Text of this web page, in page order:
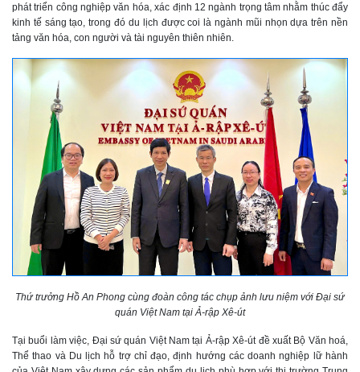
phát triển công nghiệp văn hóa, xác định 12 ngành trọng tâm nhằm thúc đẩy
kinh tế sáng tạo, trong đó du lịch được coi là ngành mũi nhọn dựa trên nền
tảng văn hóa, con người và tài nguyên thiên nhiên.
Thứ trưởng Hồ An Phong cùng đoàn công tác chụp ảnh lưu niệm với Đại sứ
quán Việt Nam tại Ả-rập Xê-út
Tại buổi làm việc, Đại sứ quán Việt Nam tại Ả-rập Xê-út đề xuất Bộ Văn hoá,
Thể thao và Du lịch hỗ trợ chỉ đạo, định hướng các doanh nghiệp lữ hành